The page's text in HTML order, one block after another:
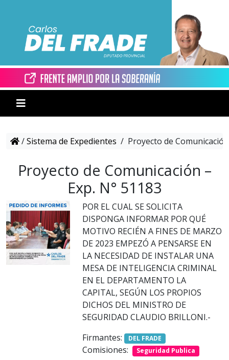
/Sistema de Expedientes / Proyecto de
Proyecto de Comunicación –
Exp. N° 51183
POR EL CUAL SE SOLICITA
DISPONGA INFORMAR POR QUÉ
MOTIVO RECIÉN A FINES DE MARZO
DE 2023 EMPEZÓ A PENSARSE EN
LA NECESIDAD DE INSTALAR UNA
MESA DE INTELIGENCIA CRIMINAL
EN EL DEPARTAMENTO LA
CAPITAL, SEGÚN LOS PROPIOS
DICHOS DEL MINISTRO DE
SEGURIDAD CLAUDIO BRILLONI.-
Firmantes:
DEL FRADE
Comisiones: Seguridad Publica